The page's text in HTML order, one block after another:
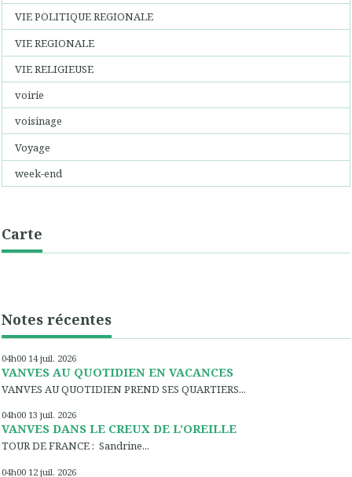
VIE POLITIQUE REGIONALE
VIE REGIONALE
VIE RELIGIEUSE
voirie
voisinage
Voyage
week-end
Carte
Notes récentes
04h00 14 juil. 2026
VANVES AU QUOTIDIEN EN VACANCES
VANVES AU QUOTIDIEN PREND SES QUARTIERS...
04h00 13 juil. 2026
VANVES DANS LE CREUX DE L’OREILLE
TOUR DE FRANCE : Sandrine...
04h00 12 juil. 2026